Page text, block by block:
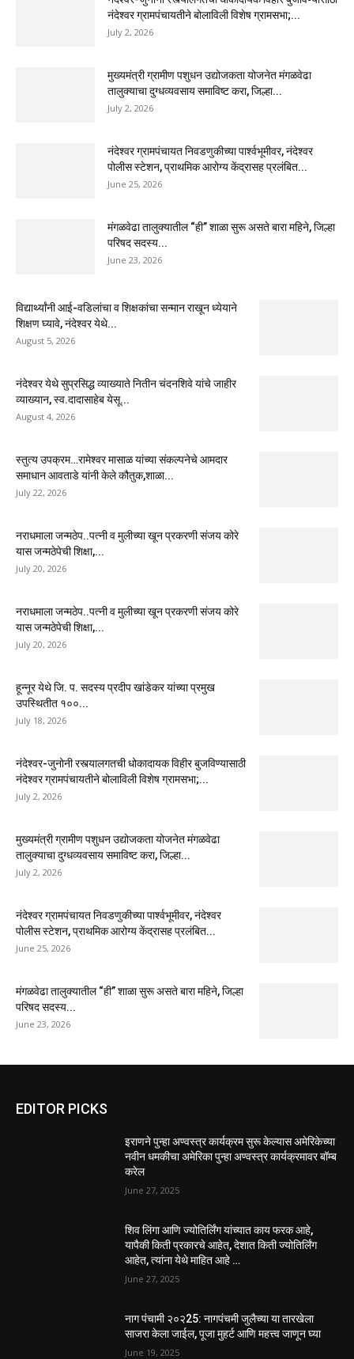
नंदेश्वर ग्रामपंचायतीने बोलाविली विशेष ग्रामसभा;...
July 2, 2026
मुख्यमंत्री ग्रामीण पशुधन उद्योजकता योजनेत मंगळवेढा
तालुक्याचा दुग्धव्यवसाय समाविष्ट करा, जिल्हा...
July 2, 2026
नंदेश्वर ग्रामपंचायत निवडणुकीच्या पार्श्वभूमीवर, नंदेश्वर
पोलीस स्टेशन, प्राथमिक आरोग्य केंद्रासह प्रलंबित...
June 25, 2026
मंगळवेढा तालुक्यातील “ही” शाळा सुरू असते बारा महिने, जिल्हा
परिषद सदस्य...
June 23, 2026
विद्यार्थ्यांनी आई-वडिलांचा व शिक्षकांचा सन्मान राखून ध्येयाने
शिक्षण घ्यावे, नंदेश्वर येथे...
August 5, 2026
नंदेश्वर येथे सुप्रसिद्ध व्याख्याते नितीन चंदनशिवे यांचे जाहीर
व्याख्यान, स्व.दादासाहेब येसू...
August 4, 2026
स्तुत्य उपक्रम…रामेश्वर मासाळ यांच्या संकल्पनेचे आमदार
समाधान आवताडे यांनी केले कौतुक,शाळा...
July 22, 2026
नराधमाला जन्मठेप..पत्नी व मुलीच्या खून प्रकरणी संजय कोरे
यास जन्मठेपेची शिक्षा,...
July 20, 2026
नराधमाला जन्मठेप..पत्नी व मुलीच्या खून प्रकरणी संजय कोरे
यास जन्मठेपेची शिक्षा,...
July 20, 2026
हून्नूर येथे जि. प. सदस्य प्रदीप खांडेकर यांच्या प्रमुख
उपस्थितीत १००...
July 18, 2026
नंदेश्वर-जुनोनी रस्त्यालगतची धोकादायक विहीर बुजविण्यासाठी
नंदेश्वर ग्रामपंचायतीने बोलाविली विशेष ग्रामसभा;...
July 2, 2026
मुख्यमंत्री ग्रामीण पशुधन उद्योजकता योजनेत मंगळवेढा
तालुक्याचा दुग्धव्यवसाय समाविष्ट करा, जिल्हा...
July 2, 2026
नंदेश्वर ग्रामपंचायत निवडणुकीच्या पार्श्वभूमीवर, नंदेश्वर
पोलीस स्टेशन, प्राथमिक आरोग्य केंद्रासह प्रलंबित...
June 25, 2026
मंगळवेढा तालुक्यातील “ही” शाळा सुरू असते बारा महिने, जिल्हा
परिषद सदस्य...
June 23, 2026
EDITOR PICKS
इराणने पुन्हा अण्वस्त्र कार्यक्रम सुरू केल्यास अमेरिकेच्या
नवीन धमकीचा अमेरिका पुन्हा अण्वस्त्र कार्यक्रमावर बॉम्ब
करेल
June 27, 2025
शिव लिंगा आणि ज्योतिर्लिंग यांच्यात काय फरक आहे,
यापैकी किती प्रकारचे आहेत, देशात किती ज्योतिर्लिंग
आहेत, त्यांना येथे माहित आहे …
June 27, 2025
नाग पंचामी २०२25: नागपंचमी जुलैच्या या तारखेला
साजरा केला जाईल, पूजा मुहर्ट आणि महत्त्व जाणून घ्या
June 19, 2025